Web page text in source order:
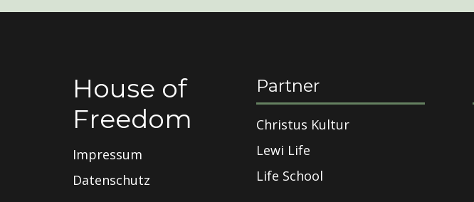
House of
Freedom
Impressum
Datenschutz
Partner
Christus Kultur
Lewi Life
Life School